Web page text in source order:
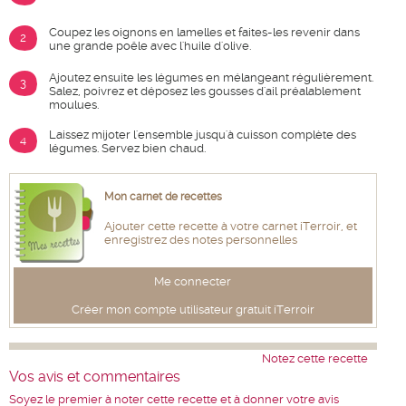
2
Coupez les oignons en lamelles et faites-les revenir dans
une grande poêle avec l'huile d'olive.
3
Ajoutez ensuite les légumes en mélangeant régulièrement.
Salez, poivrez et déposez les gousses d'ail préalablement
moulues.
4
Laissez mijoter l'ensemble jusqu'à cuisson complète des
légumes. Servez bien chaud.
Mon carnet de recettes
Ajouter cette recette à votre carnet iTerroir, et
enregistrez des notes personnelles
Me connecter
Créer mon compte utilisateur gratuit iTerroir
Notez cette recette
Vos avis et commentaires
Soyez le premier à noter cette recette et à donner votre avis